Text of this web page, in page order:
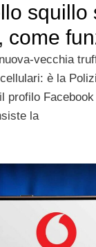
squillo
come
vecchia
è la
profilo
la